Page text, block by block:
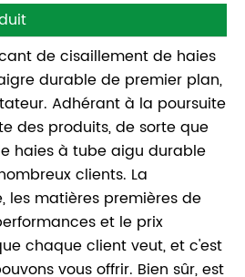
de cisaillement de haies
durable de premier plan,
Adhérant à la poursuite
des produits, de sorte que
haies à tube aigu durable
clients. La
les matières premières de
et le prix
chaque client veut, et c'est
vous offrir. Bien sûr, est